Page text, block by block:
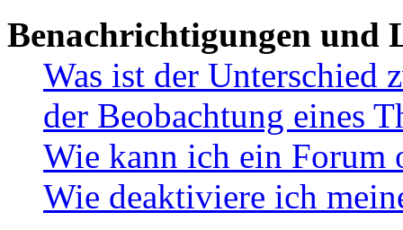
Benachrichtigungen und
Was ist der Unterschied
der Beobachtung eines
Wie kann ich ein Forum
Wie deaktiviere ich